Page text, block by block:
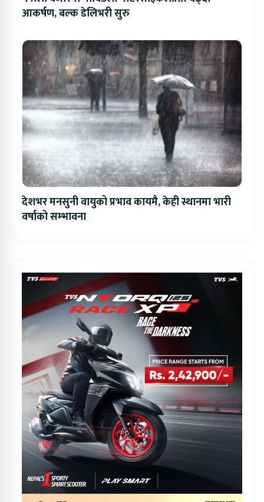
आकर्षण, बल्क डेलिभरी सुरु
देशभर मनसुनी वायुको प्रभाव कायमै, केही स्थानमा भारी
वर्षाको सम्भावना